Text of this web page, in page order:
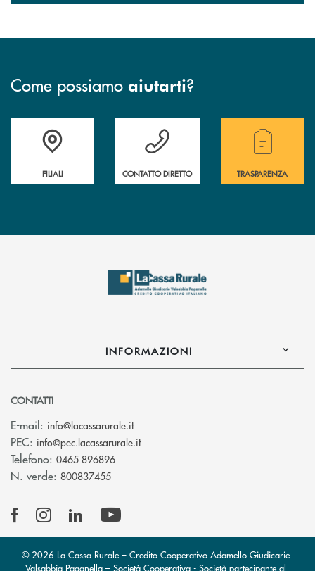
Come possiamo aiutarti?
Trova la filiale più vicina a te
FILIALI
Hai bisogno di assistenza immediata?
CONTATTO DIRETTO
Hai bisogno di
TRASPARENZA
INFORMAZIONI
CONTATTI
E-mail: info@lacassarurale.it(si apre l’app di posta elettronica)
PEC: info@pec.lacassarurale.it(si apre l’app di posta elettronica)
Telefono: 0465 896896
N. verde: 800837455
© 2026 La Cassa Rurale – Credito Cooperativo Adamello Giudicarie
Valsabbia Paganella – Società Cooperativa - Società partecipante al